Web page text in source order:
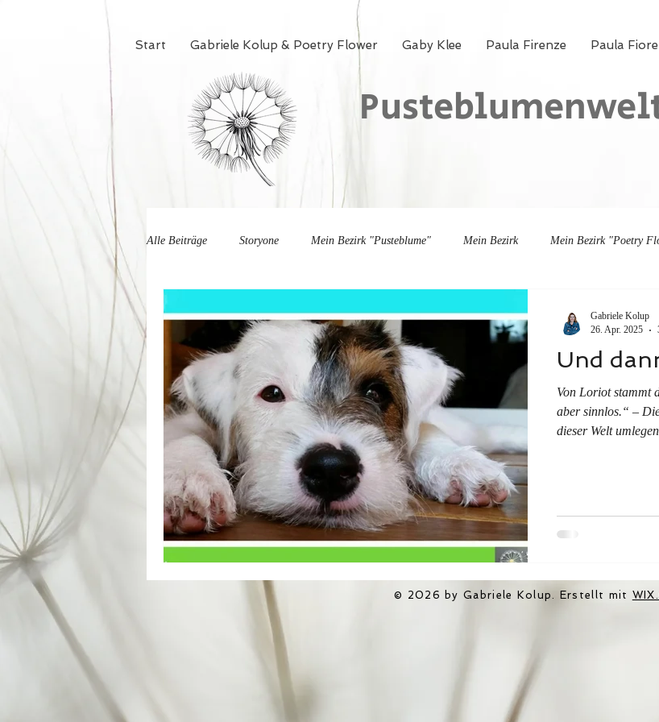
Start Gabriele Kolup & Poetry Flower Gaby Klee Paula Firenze Paula
Alle Beiträge Storyone Mein Bezirk "Pusteblume" Mein Bezirk Mein Bezirk "Poetry
Und
Von Loriot stammt
aber sinnlos.“ –
dieser Welt umlegen! Sind Sie ein
Kleidung zu
Gabriele Kolup
26. Apr. 2025
© 2026 by Gabriele Kolup. Erstellt mit